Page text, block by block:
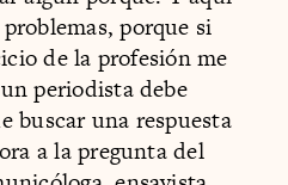
porque si
de la profesión me
periodista debe
buscar una respuesta
a la pregunta del